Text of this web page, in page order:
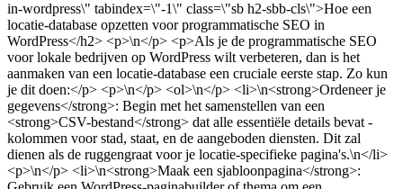
in-wordpress\" tabindex=\"-1\" class=\"sb h2-sbb-cls\">Hoe een
locatie-database opzetten voor programmatische SEO in
WordPress</h2> <p>\n</p> <p>Als je de programmatische SEO
voor lokale bedrijven op WordPress wilt verbeteren, dan is het
aanmaken van een locatie-database een cruciale eerste stap. Zo kun
je dit doen:</p> <p>\n</p> <ol>\n</p> <li>\n<strong>Ordeneer je
gegevens</strong>: Begin met het samenstellen van een
<strong>CSV-bestand</strong> dat alle essentiële details bevat -
kolommen voor stad, staat, en de aangeboden diensten. Dit zal
dienen als de ruggengraat voor je locatie-specifieke pagina's.\n</li>
<p>\n</p> <li>\n<strong>Maak een sjabloonpagina</strong>: